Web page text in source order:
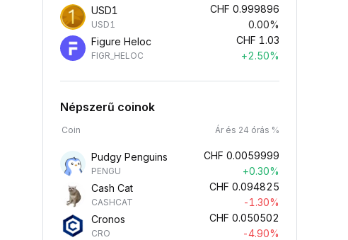
USD1
USD1
CHF 0.999896
0.00%
Figure Heloc
FIGR_HELOC
CHF 1.03
+2.50%
Népszerű coinok
Coin Ár és 24 órás %
Pudgy Penguins
PENGU
CHF 0.0059999
+0.30%
Cash Cat
CASHCAT
CHF 0.094825
-1.30%
Cronos
CRO
CHF 0.050502
-4.90%